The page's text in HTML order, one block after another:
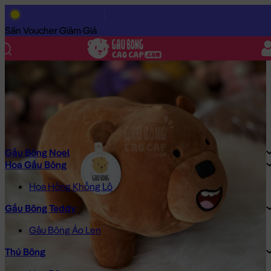
Săn Voucher Giảm Giá
Gấu Bông Noel
Hoa Gấu Bông
Hoa Hồng Khổng Lồ
Gấu Bông Teddy
Gấu Bông Áo Len
Thú Bông
Trang Chủ